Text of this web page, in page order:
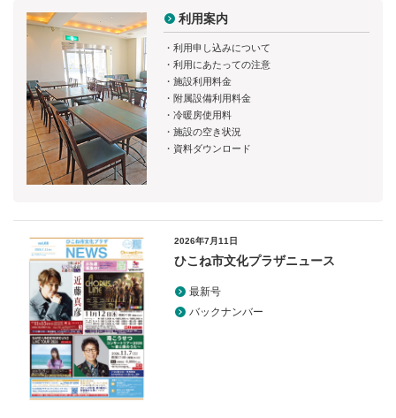
利用案内
・利用申し込みについて
・利用にあたっての注意
・施設利用料金
・附属設備利用料金
・冷暖房使用料
・施設の空き状況
・ 資料ダウンロード
2026年7月11日
ひこね市文化プラザニュース
最新号
バックナンバー